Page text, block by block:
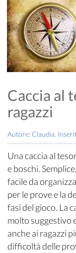
Caccia al
ragazzi
Autore: Claudia.
Una caccia al
e boschi.
facile da
per le prove e la
fasi del gioco. La
molto suggestivo
anche ai ragazzi
difficoltà delle